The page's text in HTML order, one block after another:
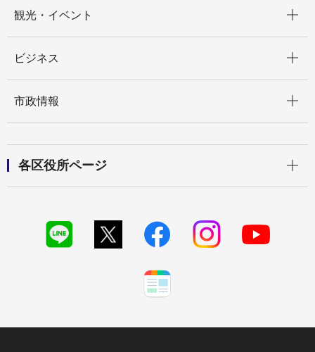
観光・イベント
ビジネス
市政情報
各区役所ページ